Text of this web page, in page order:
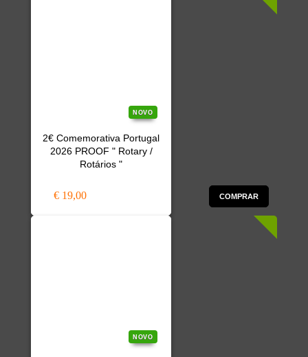
NOVO
2€ Comemorativa Portugal
2026 PROOF " Rotary /
Rotários "
€ 19,00 COMPRAR
NOVO